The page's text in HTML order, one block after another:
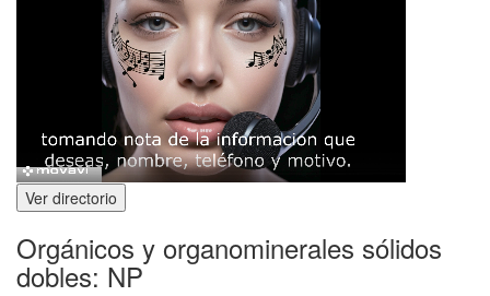
Ver directorio
Orgánicos y organominerales sólidos
dobles: NP